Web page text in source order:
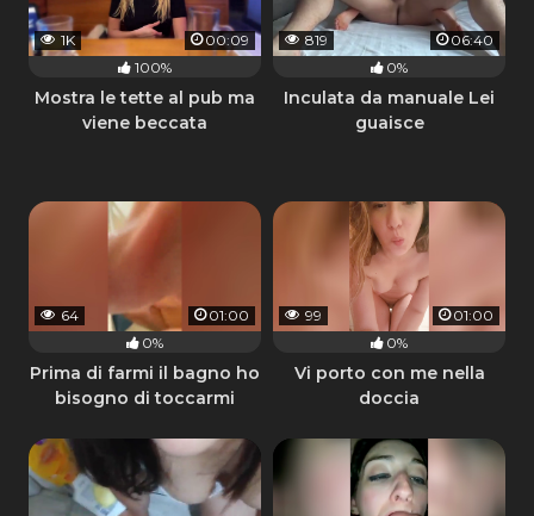
1K
00:09
100%
Mostra le tette al pub ma
viene beccata
819
06:40
0%
Inculata da manuale Lei
guaisce
64
01:00
0%
Prima di farmi il bagno ho
bisogno di toccarmi
99
01:00
0%
Vi porto con me nella
doccia